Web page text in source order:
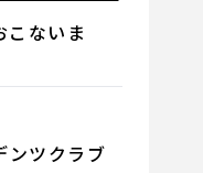
こないま
ンツクラブ